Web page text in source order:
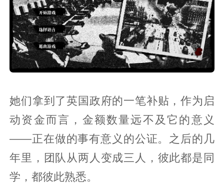
她们拿到了英国政府的一笔补贴，作为启
动资金而言，金额数量远不及它的意义
——正在做的事有意义的公证。之后的几
年里，团队从两人变成三人，彼此都是同
学，都彼此熟悉。